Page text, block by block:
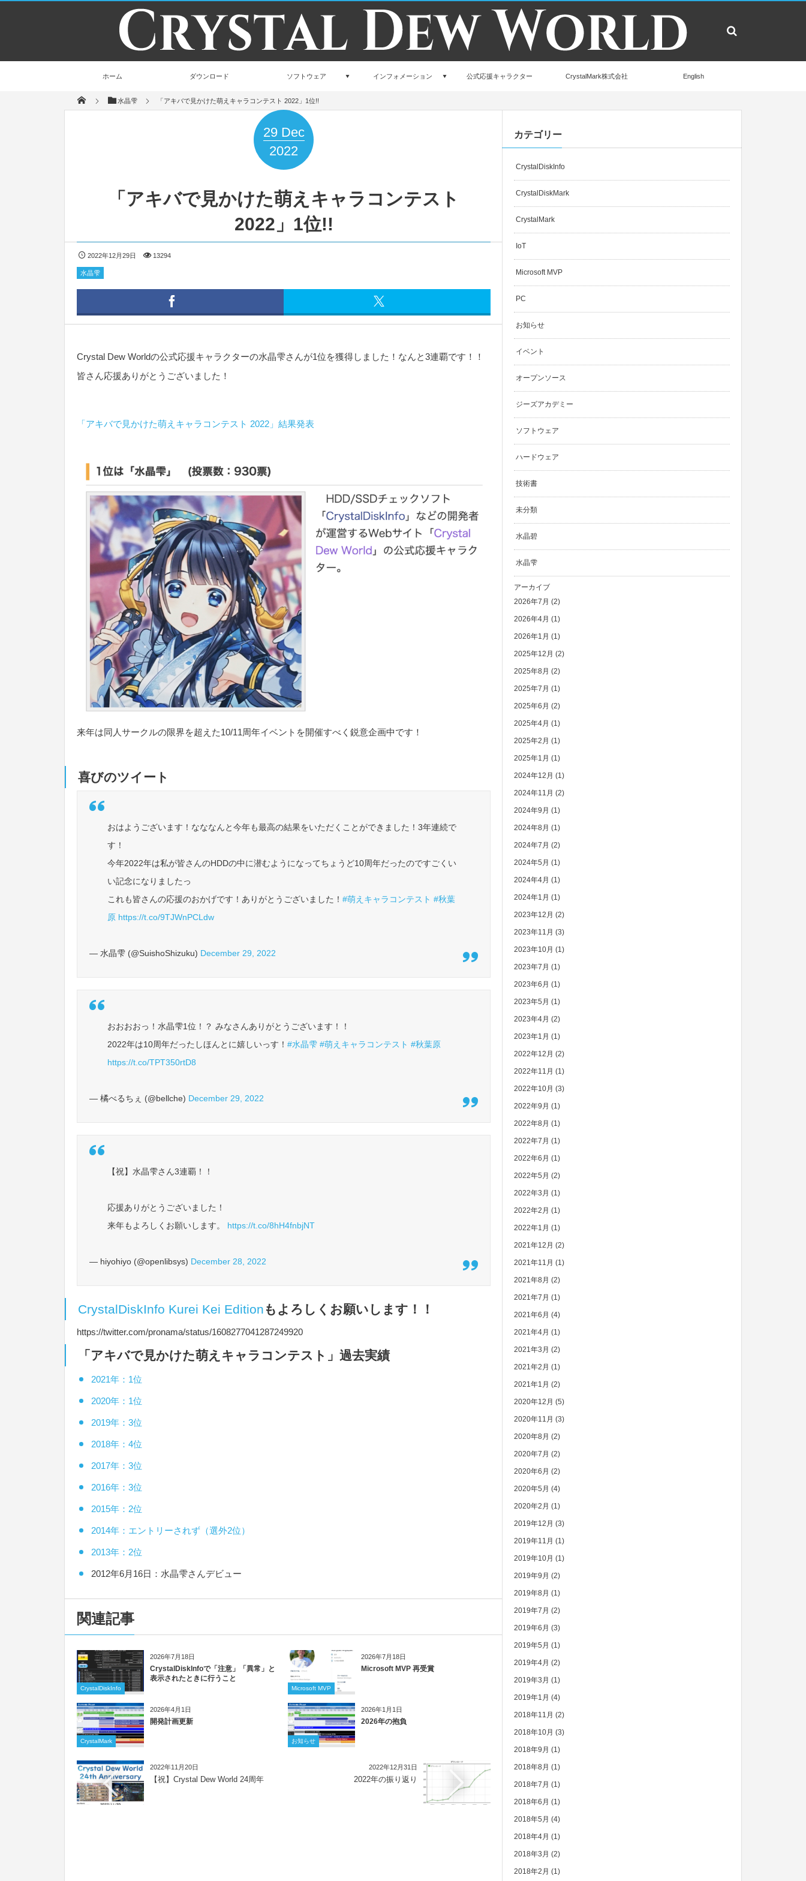
ホーム ダウンロード ソフトウェア インフォメーション 公式応援キャラクター CrystalMark株式会社 English
水晶雫 「アキバで見かけた萌えキャラコンテスト 2022」1位!!
29 Dec
2022
「アキバで見かけた萌えキャラコンテスト
2022」1位!!
2022年12月29日 13294
水晶雫
Crystal Dew Worldの公式応援キャラクターの水晶雫さんが1位を獲得しました！なんと3連覇です！！
皆さん応援ありがとうございました！
「アキバで見かけた萌えキャラコンテスト 2022」結果発表
来年は同人サークルの限界を超えた10/11周年イベントを開催すべく鋭意企画中です！
喜びのツイート
おはようございます！なななんと今年も最高の結果をいただくことができました！3年連続で
す！
今年2022年は私が皆さんのHDDの中に潜むようになってちょうど10周年だったのですごくい
い記念になりましたっ
これも皆さんの応援のおかげです！ありがとうございました！ #萌えキャラコンテスト #秋葉
原 https://t.co/9TJWnPCLdw
— 水晶雫 (@SuishoShizuku) December 29, 2022
おおおおっ！水晶雫1位！？ みなさんありがとうございます！！
2022年は10周年だったしほんとに嬉しいっす！ #水晶雫 #萌えキャラコンテスト #秋葉原
https://t.co/TPT350rtD8
— 橘べるちぇ (@bellche) December 29, 2022
【祝】水晶雫さん3連覇！！
応援ありがとうございました！
来年もよろしくお願いします。 https://t.co/8hH4fnbjNT
— hiyohiyo (@openlibsys) December 28, 2022
CrystalDiskInfo Kurei Kei Edition もよろしくお願いします！！
https://twitter.com/pronama/status/1608277041287249920
「アキバで見かけた萌えキャラコンテスト」過去実績
2021年：1位
2020年：1位
2019年：3位
2018年：4位
2017年：3位
2016年：3位
2015年：2位
2014年：エントリーされず（選外2位）
2013年：2位
2012年6月16日：水晶雫さんデビュー
関連記事
2026年7月18日
CrystalDiskInfo
CrystalDiskInfoで「注意」「異常」と
表示されたときに行うこと
2026年7月18日
Microsoft MVP
Microsoft MVP 再受賞
2026年4月1日
CrystalMark
開発計画更新
2026年1月1日
お知らせ
2026年の抱負
2022年11月20日
【祝】Crystal Dew World 24周年
2022年12月31日
2022年の振り返り
カテゴリー
CrystalDiskInfo
CrystalDiskMark
CrystalMark
IoT
Microsoft MVP
PC
お知らせ
イベント
オープンソース
ジーズアカデミー
ソフトウェア
ハードウェア
技術書
未分類
水晶碧
水晶雫
アーカイブ
2026年7月 (2)
2026年4月 (1)
2026年1月 (1)
2025年12月 (2)
2025年8月 (2)
2025年7月 (1)
2025年6月 (2)
2025年4月 (1)
2025年2月 (1)
2025年1月 (1)
2024年12月 (1)
2024年11月 (2)
2024年9月 (1)
2024年8月 (1)
2024年7月 (2)
2024年5月 (1)
2024年4月 (1)
2024年1月 (1)
2023年12月 (2)
2023年11月 (3)
2023年10月 (1)
2023年7月 (1)
2023年6月 (1)
2023年5月 (1)
2023年4月 (2)
2023年1月 (1)
2022年12月 (2)
2022年11月 (1)
2022年10月 (3)
2022年9月 (1)
2022年8月 (1)
2022年7月 (1)
2022年6月 (1)
2022年5月 (2)
2022年3月 (1)
2022年2月 (1)
2022年1月 (1)
2021年12月 (2)
2021年11月 (1)
2021年8月 (2)
2021年7月 (1)
2021年6月 (4)
2021年4月 (1)
2021年3月 (2)
2021年2月 (1)
2021年1月 (2)
2020年12月 (5)
2020年11月 (3)
2020年8月 (2)
2020年7月 (2)
2020年6月 (2)
2020年5月 (4)
2020年2月 (1)
2019年12月 (3)
2019年11月 (1)
2019年10月 (1)
2019年9月 (2)
2019年8月 (1)
2019年7月 (2)
2019年6月 (3)
2019年5月 (1)
2019年4月 (2)
2019年3月 (1)
2019年1月 (4)
2018年11月 (2)
2018年10月 (3)
2018年9月 (1)
2018年8月 (1)
2018年7月 (1)
2018年6月 (1)
2018年5月 (4)
2018年4月 (1)
2018年3月 (2)
2018年2月 (1)